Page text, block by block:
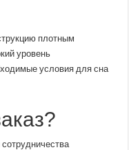
плотным
уровень
условия для сна